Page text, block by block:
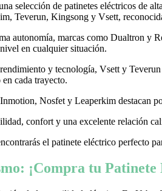
selección de patinetes eléctricos de
Teverun, Kingsong y Vsett,
autonomía, marcas como Dualtron y
en cualquier situación.
y tecnología, Vsett y
cada trayecto.
Nosfet y Leaperkim destacan
confort y una excelente relación
el patinete eléctrico perfecto
¡Compra tu